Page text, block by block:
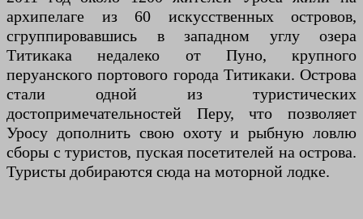
архипелаге из 60 искусственных островов,
сгруппировавшись в западном углу озера
Титикака недалеко от Пуно, крупного
перуанского портового города Титикаки. Острова
стали одной из туристических
достопримечательностей Перу, что позволяет
Уросу дополнить свою охоту и рыбную ловлю
сборы с туристов, пуская посетителей на острова.
Туристы добираются сюда на моторной лодке.